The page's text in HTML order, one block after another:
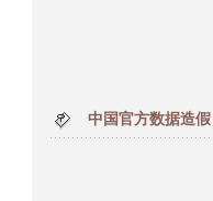
中国官方数据造